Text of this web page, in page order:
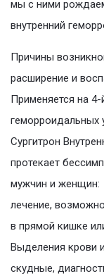
мы с ними
внутренний
Причины
расширение и
Применяется на
геморроидальных
Сургитрон
протекает
мужчин и женщин:
лечение,
в прямой кишке
Выделения крови
скудные,